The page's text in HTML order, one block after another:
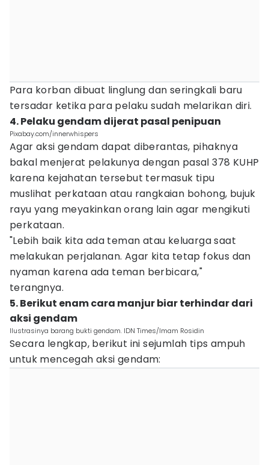
Para korban dibuat linglung dan seringkali baru
tersadar ketika para pelaku sudah melarikan diri.
4. Pelaku gendam dijerat pasal penipuan
Pixabay.com/innerwhispers
Agar aksi gendam dapat diberantas, pihaknya
bakal menjerat pelakunya dengan pasal 378 KUHP
karena kejahatan tersebut termasuk tipu
muslihat perkataan atau rangkaian bohong, bujuk
rayu yang meyakinkan orang lain agar mengikuti
perkataan.
"Lebih baik kita ada teman atau keluarga saat
melakukan perjalanan. Agar kita tetap fokus dan
nyaman karena ada teman berbicara,"
terangnya.
5. Berikut enam cara manjur biar terhindar dari
aksi gendam
Ilustrasinya barang bukti gendam. IDN Times/Imam Rosidin
Secara lengkap, berikut ini sejumlah tips ampuh
untuk mencegah aksi gendam: